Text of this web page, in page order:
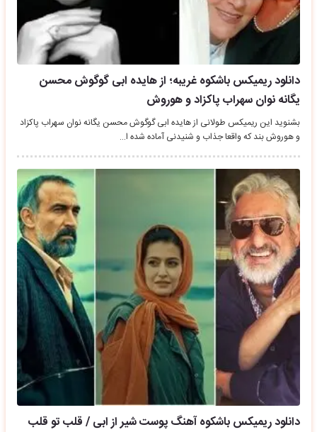
دانلود ریمیکس باشکوه غریبه؛ از هایده ابی گوگوش محسن
یگانه نوان سهراب پاکزاد و هوروش
بشنوید این ریمیکس طولانی از هایده ابی گوگوش محسن یگانه نوان سهراب پاکزاد
و هوروش بند که واقعا جذاب و شنیدنی آماده شده ا…
دانلود ریمیکس باشکوه آهنگ پوست شیر از ابی / قلب تو قلب